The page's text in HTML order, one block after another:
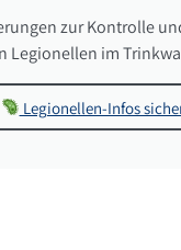
zur Kontrolle
Legionellen im
Legionellen-Infos